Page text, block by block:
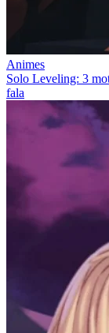
Animes
Solo Leveling: 3
fala